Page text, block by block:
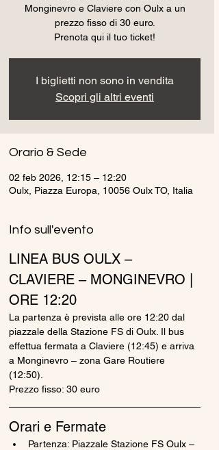
Monginevro e Claviere con Oulx a un
prezzo fisso di 30 euro.
Prenota qui il tuo ticket!
I biglietti non sono in vendita
Scopri gli altri eventi
Orario & Sede
02 feb 2026, 12:15 – 12:20
Oulx, Piazza Europa, 10056 Oulx TO, Italia
Info sull'evento
LINEA BUS OULX –
CLAVIERE – MONGINEVRO |
ORE 12:20
La partenza è prevista alle ore 12:20 dal
piazzale della Stazione FS di Oulx. Il bus
effettua fermata a Claviere (12:45) e arriva
a Monginevro – zona Gare Routiere
(12:50).
Prezzo fisso: 30 euro
Orari e Fermate
Partenza: Piazzale Stazione FS Oulx –